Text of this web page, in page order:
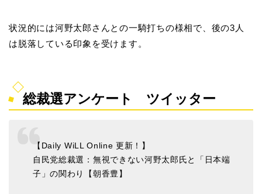
状況的には河野太郎さんとの一騎打ちの様相で、後の3人
は脱落している印象を受けます。
総裁選アンケート ツイッター
【Daily WiLL Online 更新！】
自民党総裁選：無視できない河野太郎氏と「日本端
子」の関わり【朝香豊】